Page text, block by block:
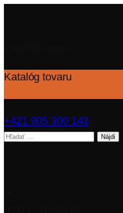
Katalóg tovaru
+421 905 300 143
Hľadať: